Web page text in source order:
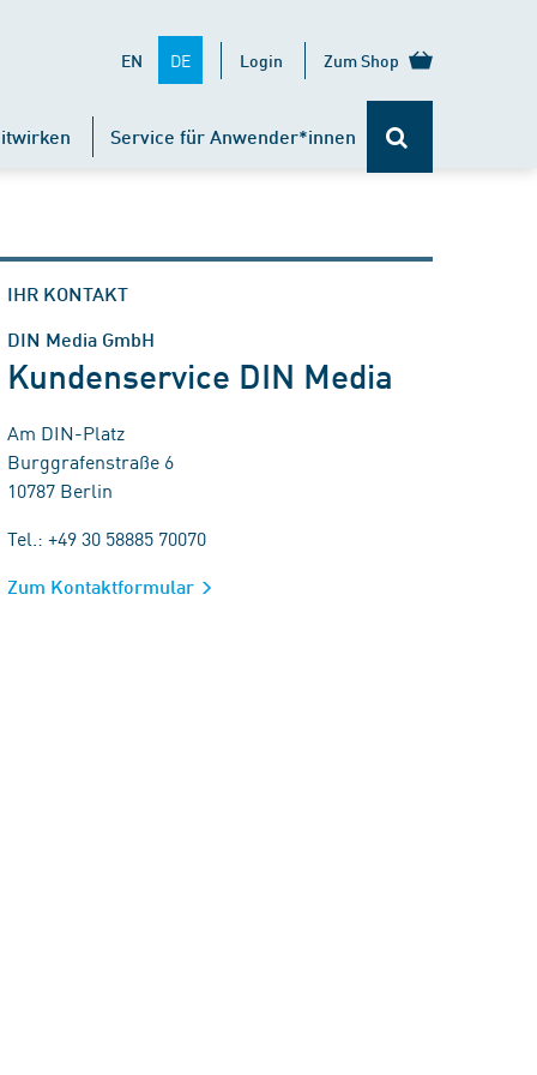
EN DE Login Zum Shop
Service für Anwender*innen
IHR KONTAKT
DIN Media GmbH
Kundenservice DIN Media
Am DIN-Platz
Burggrafenstraße 6
10787 Berlin
Tel.: +49 30 58885 70070
Zum Kontaktformular